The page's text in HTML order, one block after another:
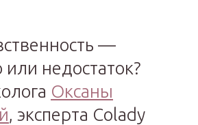
—
или недостаток?
Оксаны
, эксперта Colady